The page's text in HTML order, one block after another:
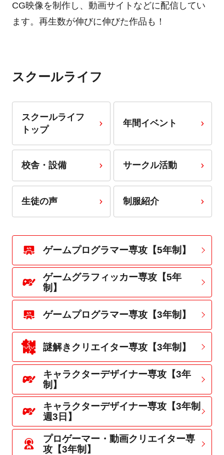
CG映像を制作し、動画サイトなどに配信してい
ます。再生数が伸びに伸びた作品も！
スクールライフ
スクールライフ
トップ
年間イベント
校舎・設備 サークル活動
生徒の声 制服紹介
ゲームプログラマー専攻【5年制】
ゲームグラフィッカー専攻【5年
制】
ゲームプログラマー専攻【3年制】
謎解きクリエイター専攻【3年制】
キャラクターデザイナー専攻【3年
制】
キャラクターデザイナー専攻【3年制
週3日】
プロゲーマー・動画クリエイター専
攻【3年制】